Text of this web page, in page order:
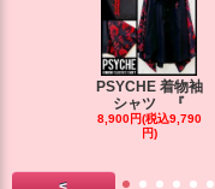
PSYCHE 着物袖
シャツ 『
8,900円(税込9,790
円)